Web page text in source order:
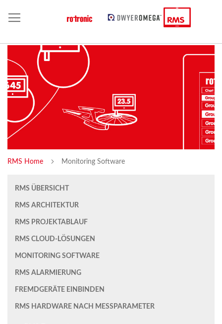
RMS Home Monitoring Software
RMS ÜBERSICHT
RMS ARCHITEKTUR
RMS PROJEKTABLAUF
RMS CLOUD-LÖSUNGEN
MONITORING SOFTWARE
RMS ALARMIERUNG
FREMDGERÄTE EINBINDEN
RMS HARDWARE NACH MESSPARAMETER